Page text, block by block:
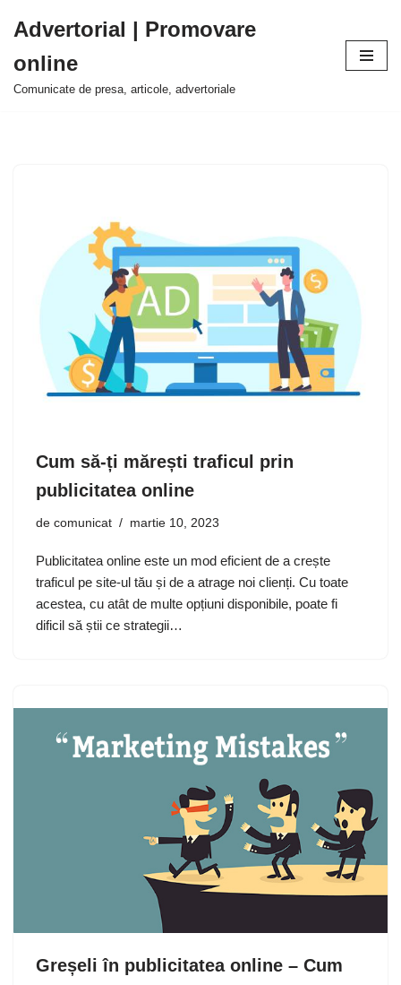
la
conținut
Advertorial | Promovare
online
Comunicate de presa, articole, advertoriale
Cum să-ți mărești traficul prin
publicitatea online
de comunicat martie 10, 2023
Publicitatea online este un mod eficient de a crește
traficul pe site-ul tău și de a atrage noi clienți. Cu toate
acestea, cu atât de multe opțiuni disponibile, poate fi
dificil să știi ce strategii…
Greșeli în publicitatea online – Cum